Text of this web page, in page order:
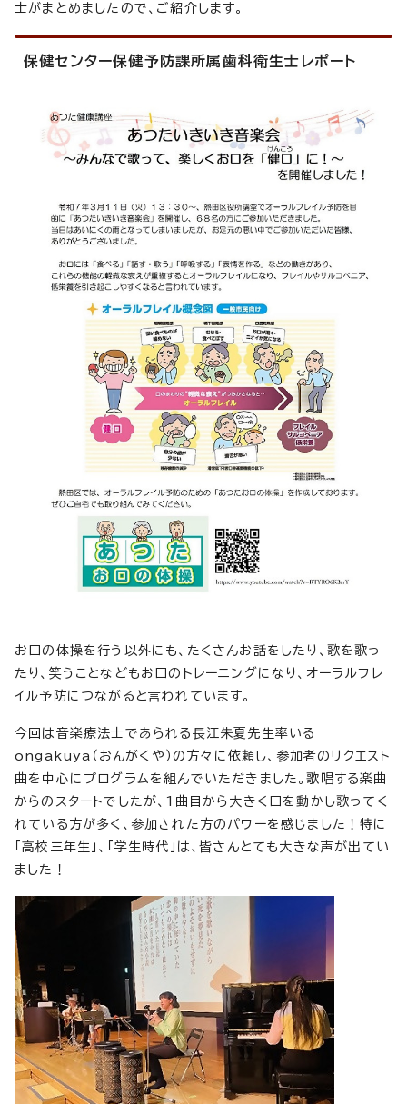
士がまとめましたので、ご紹介します。
保健センター保健予防課所属歯科衛生士レポート
お口の体操を行う以外にも、たくさんお話をしたり、歌を歌っ
たり、笑うことなどもお口のトレーニングになり、オーラルフレ
イル予防につながると言われています。
今回は音楽療法士であられる長江朱夏先生率いる
ongakuya（おんがくや）の方々に依頼し、参加者のリクエスト
曲を中心にプログラムを組んでいただきました。歌唱する楽曲
からのスタートでしたが、1曲目から大きく口を動かし歌ってく
れている方が多く、参加された方のパワーを感じました！特に
「高校三年生」、「学生時代」は、皆さんとても大きな声が出てい
ました！